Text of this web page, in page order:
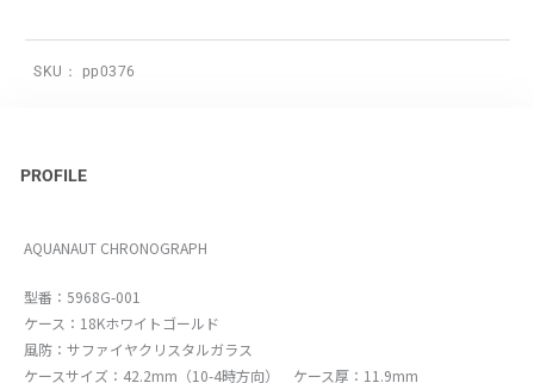
SKU： pp0376
PROFILE
AQUANAUT CHRONOGRAPH
型番：5968G-001
ケース：18Kホワイトゴールド
風防：サファイヤクリスタルガラス
ケースサイズ：42.2mm（10-4時方向） ケース厚：11.9mm